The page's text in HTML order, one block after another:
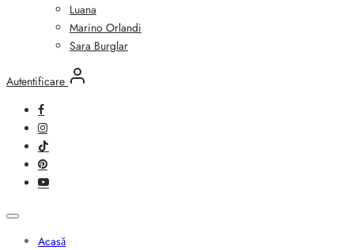
Luana
Marino Orlandi
Sara Burglar
Autentificare
Acasă